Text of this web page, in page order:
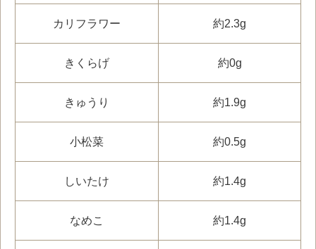
カリフラワー 約2.3g
きくらげ 約0g
きゅうり 約1.9g
小松菜 約0.5g
しいたけ 約1.4g
なめこ 約1.4g